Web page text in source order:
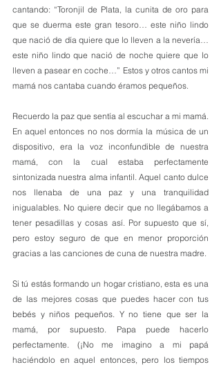
cantando: “Toronjil de Plata, la cunita de oro para
que se duerma este gran tesoro… este niño lindo
que nació de día quiere que lo lleven a la nevería…
este niño lindo que nació de noche quiere que lo
lleven a pasear en coche…” Estos y otros cantos mi
mamá nos cantaba cuando éramos pequeños.
Recuerdo la paz que sentía al escuchar a mi mamá.
En aquel entonces no nos dormía la música de un
dispositivo, era la voz inconfundible de nuestra
mamá, con la cual estaba perfectamente
sintonizada nuestra alma infantil. Aquel canto dulce
nos llenaba de una paz y una tranquilidad
inigualables. No quiere decir que no llegábamos a
tener pesadillas y cosas así. Por supuesto que sí,
pero estoy seguro de que en menor proporción
gracias a las canciones de cuna de nuestra madre.
Si tú estás formando un hogar cristiano, esta es una
de las mejores cosas que puedes hacer con tus
bebés y niños pequeños. Y no tiene que ser la
mamá, por supuesto. Papa puede hacerlo
perfectamente. (¡No me imagino a mi papá
haciéndolo en aquel entonces, pero los tiempos